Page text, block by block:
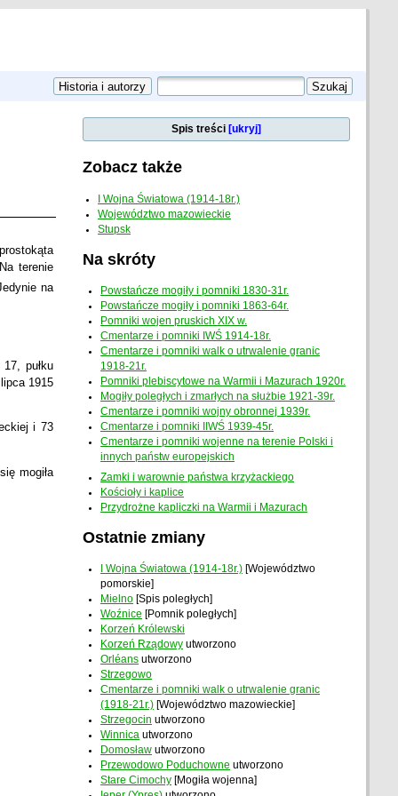
terenie
na
pułku
1915
i 73
mogiła
Spis treści [ukryj]
Zobacz także
I Wojna Światowa (1914-18r.)
Województwo mazowieckie
Stupsk
Na skróty
Powstańcze mogiły i pomniki 1830-31r.
Powstańcze mogiły i pomniki 1863-64r.
Pomniki wojen pruskich XIX w.
Cmentarze i pomniki IWŚ 1914-18r.
Cmentarze i pomniki walk o utrwalenie granic
1918-21r.
Pomniki plebiscytowe na Warmii i Mazurach 1920r.
Mogiły poległych i zmarłych na służbie 1921-39r.
Cmentarze i pomniki wojny obronnej 1939r.
Cmentarze i pomniki IIWŚ 1939-45r.
Cmentarze i pomniki wojenne na terenie Polski i
innych państw europejskich
Zamki i warownie państwa krzyżackiego
Kościoły i kaplice
Przydrożne kapliczki na Warmii i Mazurach
Ostatnie zmiany
I Wojna Światowa (1914-18r.) [Województwo
pomorskie]
Mielno [Spis poległych]
Woźnice [Pomnik poległych]
Korzeń Królewski
Korzeń Rządowy utworzono
Orléans utworzono
Strzegowo
Cmentarze i pomniki walk o utrwalenie granic
(1918-21r.) [Województwo mazowieckie]
Strzegocin utworzono
Winnica utworzono
Domosław utworzono
Przewodowo Poduchowne utworzono
Stare Cimochy [Mogiła wojenna]